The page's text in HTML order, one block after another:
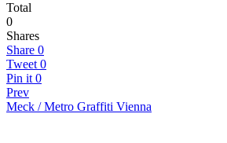
Total
0
Shares
Share 0
Tweet 0
Pin it 0
Prev
Meck / Metro Graffiti Vienna